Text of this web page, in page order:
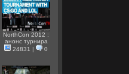
NorthCon 2012 :
анонс турнира
24831 | 0